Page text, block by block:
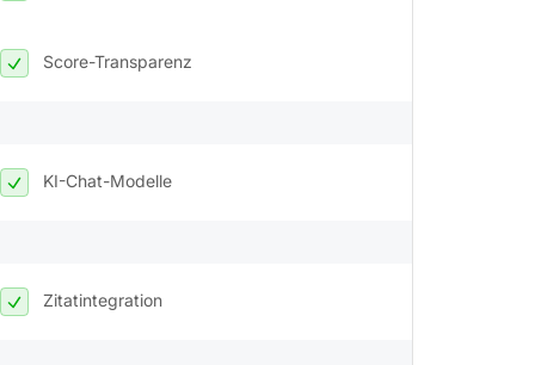
Score-Transparenz
KI-Chat-Modelle
Zitatintegration